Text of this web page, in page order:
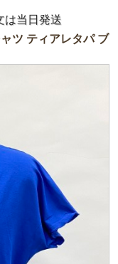
ツ ティアレタパ ブ